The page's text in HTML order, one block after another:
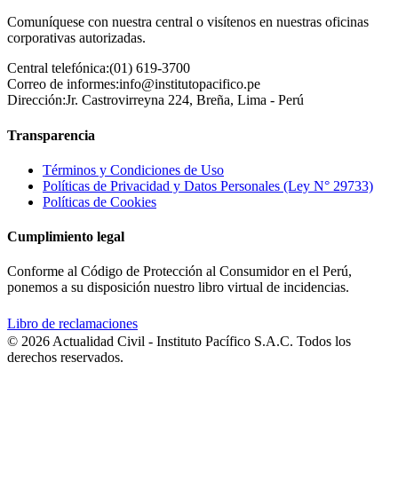
Comuníquese con nuestra central o visítenos en nuestras oficinas
corporativas autorizadas.
Central telefónica:(01) 619-3700
Correo de informes:info@institutopacifico.pe
Dirección:Jr. Castrovirreyna 224, Breña, Lima - Perú
Transparencia
Términos y Condiciones de Uso
Políticas de Privacidad y Datos Personales (Ley N° 29733)
Políticas de Cookies
Cumplimiento legal
Conforme al Código de Protección al Consumidor en el Perú,
ponemos a su disposición nuestro libro virtual de incidencias.
Libro de reclamaciones
© 2026 Actualidad Civil - Instituto Pacífico S.A.C. Todos los
derechos reservados.